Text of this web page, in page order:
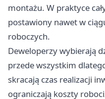
montażu. W praktyce
postawiony nawet w
roboczych.
Deweloperzy wybierają
przede wszystkim
skracają czas realizacji
ograniczają koszty